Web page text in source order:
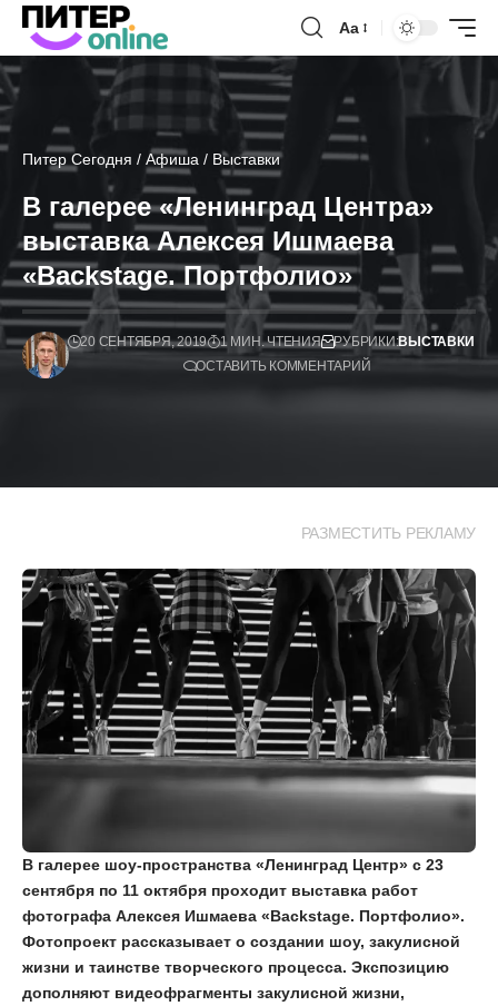
Аа
Питер Сегодня / Афиша / Выставки
В галерее «Ленинград Центра»
выставка Алексея Ишмаева
«Backstage. Портфолио»
20 СЕНТЯБРЯ, 2019 1 МИН. ЧТЕНИЯ РУБРИКИ:ВЫСТАВКИ
ОСТАВИТЬ КОММЕНТАРИЙ
РАЗМЕСТИТЬ РЕКЛАМУ
В галерее шоу-пространства «Ленинград Центр» с 23
сентября по 11 октября проходит выставка работ
фотографа Алексея Ишмаева «Backstage. Портфолио».
Фотопроект рассказывает о создании шоу, закулисной
жизни и таинстве творческого процесса. Экспозицию
дополняют видеофрагменты закулисной жизни,